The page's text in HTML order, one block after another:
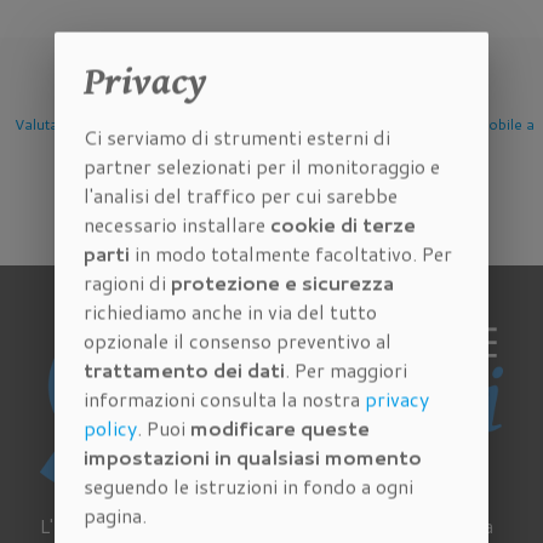
Valutazione Immobile a
Valutazione
L'Agenzia Immobiliare Cantisani a Firenze si occupa
Privacy
Ci serviamo di strumenti esterni di
partner selezionati per il monitoraggio e
l'analisi del traffico per cui sarebbe
necessario installare cookie di terze
parti in modo totalmente facoltativo. Per
ragioni di protezione e sicurezza
richiediamo anche in via del tutto
opzionale il consenso preventivo al
trattamento dei dati. Per maggiori
informazioni consulta la nostra privacy
policy. Puoi modificare queste
impostazioni in qualsiasi momento
seguendo le istruzioni in fondo a ogni
pagina.